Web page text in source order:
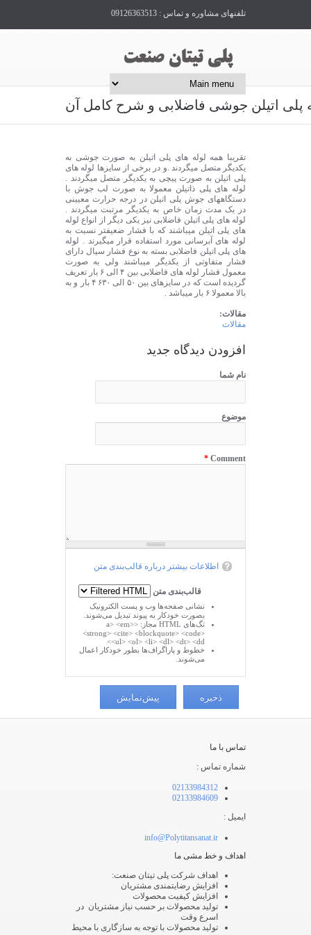
تلفنهای مشاوره و تماس : 09126363513
پلی اتیلن جوشی فاضلابی و شرح کامل آن
تقریبا همه لوله های پلی اتیلن به صورت جوشی به
یکدیگر متصل میگردند .و در برخی از سایزها لوله های
پلی اتیلن به صورت پیچی به یکدیگر متصل میگردند .
لوله های پلی ذاتیلن معمولا به صورت لب جوش با
دستگاههای جوش پلی اتیلن در درجه حرارت معیینی
در یک مدت زمان خاص به یکدیگر مرتبت میگردند .
لوله های پلی اتیلن فاضلابی نیز یکی دیگر از انواع لوله
های پلی اتیلن میباشند که با فشار ضعیفتر نسبت به
لوله های آبرسانی مورد استفاده قرار میگیرند . لوله
های پلی اتیلن فاضلابی بسته به نوع فشار سیال دارای
فشار متفاوتی از یکدیگر میباشند ولی به صورت
معمول فشار لوله های فاضلابی بین ۴ الی ۶ بار تعریف
گردیده است که در سایزهای بین ۵۰ الی ۶۳۰ ۴ بار و به
بالا معمولا ۶ بار میباشد .
مقالات:
مقالات
افزودن دیدگاه جدید
نام شما
موضوع
Comment
*
اطلاعات بیشتر درباره قالب‌بندی متن
قالب‌بندی متن
نشانی صفحه‌ها وب و پست الکترونیک
بصورت خودکار به پیوند تبدیل می‌شوند.
تگ‌های HTML مجاز: <a> <em>
<strong> <cite> <blockquote> <code>
<ul> <ol> <li> <dl> <dt> <dd>
خطوط و پاراگراف‌ها بطور خودکار اعمال
می‌شوند.
تماس با ما
شماره تماس :
02133984312
02133984609
ایمیل :
info@Polytitansanat.ir
اهداف و خط مشی ما
اهداف شرکت پلی تیتان صنعت:
افزایش رضایتمندی مشتریان
افزایش کیفیت محصولات
تولید محصولات بر حسب نیاز مشتریان در
اسرع وقت
تولید محصولات با توجه به سازگاری با محیط